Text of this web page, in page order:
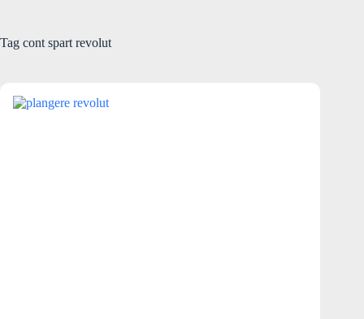
Tag cont spart revolut